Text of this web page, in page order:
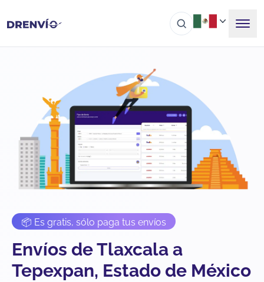
📦 Es gratis, sólo paga tus envíos
Envíos de Tlaxcala a
Tepexpan, Estado de México